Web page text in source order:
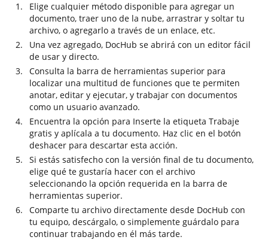
Elige cualquier método disponible para agregar un
documento, traer uno de la nube, arrastrar y soltar tu
archivo, o agregarlo a través de un enlace, etc.
Una vez agregado, DocHub se abrirá con un editor fácil
de usar y directo.
Consulta la barra de herramientas superior para
localizar una multitud de funciones que te permiten
anotar, editar y ejecutar, y trabajar con documentos
como un usuario avanzado.
Encuentra la opción para Inserte la etiqueta Trabaje
gratis y aplícala a tu documento. Haz clic en el botón
deshacer para descartar esta acción.
Si estás satisfecho con la versión final de tu documento,
elige qué te gustaría hacer con el archivo
seleccionando la opción requerida en la barra de
herramientas superior.
Comparte tu archivo directamente desde DocHub con
tu equipo, descárgalo, o simplemente guárdalo para
continuar trabajando en él más tarde.